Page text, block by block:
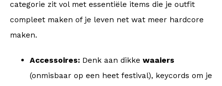
categorie zit vol met essentiële items die je outfit
compleet maken of je leven net wat meer hardcore
maken.
Accessoires: Denk aan dikke waaiers
(onmisbaar op een heet festival), keycords om je